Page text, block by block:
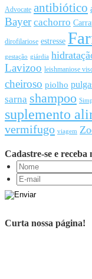
Advocate antibiótico
Bayer cachorro
dirofilariose estresse
gestação giárdia
Lavizoo leishmaniose
cheiroso piolho
sarna shampoo
suplemento
vermifugo viagem
Cadastre-se e receba
Curta nossa página!